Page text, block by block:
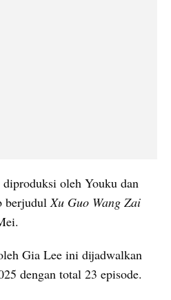
oleh Youku dan
berjudul Xu Guo Wang Zai
Gia Lee ini dijadwalkan
dengan total 23 episode.